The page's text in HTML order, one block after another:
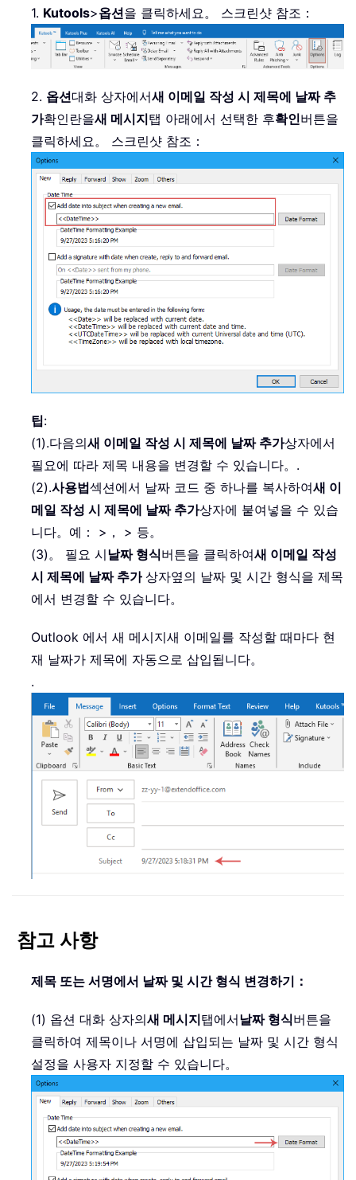
1. Kutools>옵션을 클릭하세요。 스크린샷 참조：
2. 옵션대화 상자에서새 이메일 작성 시 제목에 날짜 추
가확인란을새 메시지탭 아래에서 선택한 후확인버튼을
클릭하세요。 스크린샷 참조：
팁:
(1).다음의새 이메일 작성 시 제목에 날짜 추가상자에서
필요에 따라 제목 내용을 변경할 수 있습니다。 .
(2).사용법섹션에서 날짜 코드 중 하나를 복사하여새 이
메일 작성 시 제목에 날짜 추가상자에 붙여넣을 수 있습
니다。 예： >， > 등。
(3)。 필요 시날짜 형식버튼을 클릭하여새 이메일 작성
시 제목에 날짜 추가 상자옆의 날짜 및 시간 형식을 제목
에서 변경할 수 있습니다。
Outlook 에서 새 메시지새 이메일를 작성할 때마다 현
재 날짜가 제목에 자동으로 삽입됩니다。
.
참고 사항
제목 또는 서명에서 날짜 및 시간 형식 변경하기：
(1) 옵션 대화 상자의새 메시지탭에서날짜 형식버튼을
클릭하여 제목이나 서명에 삽입되는 날짜 및 시간 형식
설정을 사용자 지정할 수 있습니다。